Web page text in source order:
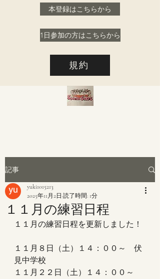
本登録はこちらから
1日参加の方はこちらから
規約
記事
１１月の練習日程
yuki1015213
2025年11月2日 読了時間: 1分
１１月の練習日程を更新しました！
１１月８日（土）１４：００～　伏
見中学校
１１月２２日（土）１４：００～